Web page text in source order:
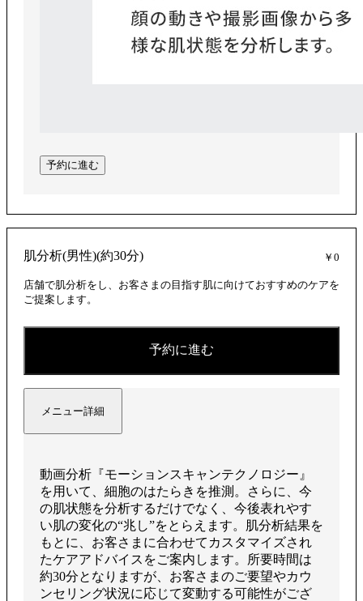
予約に進む
肌分析(男性)(約30分) ￥0
店舗で肌分析をし、お客さまの目指す肌に向けておすすめのケアを
ご提案します。
予約に進む
メニュー詳細
動画分析『モーションスキャンテクノロジー』
を用いて、細胞のはたらきを推測。さらに、今
の肌状態を分析するだけでなく、今後表れやす
い肌の変化の“兆し”をとらえます。肌分析結果を
もとに、お客さまに合わせてカスタマイズされ
たケアアドバイスをご案内します。所要時間は
約30分となりますが、お客さまのご要望やカウ
ンセリング状況に応じて変動する可能性がござ